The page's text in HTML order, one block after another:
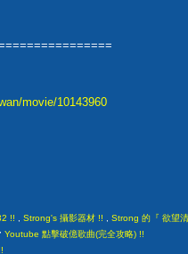
movie/10143960
!! Strong's 攝影器材 !! Strong 的『 欲望
, Youtube 點擊破億歌曲(完全攻略) !!